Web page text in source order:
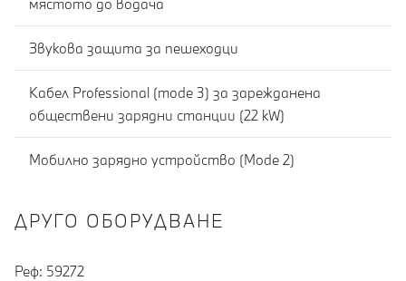
Звукова защита за пешеходци
Кабел Professional (mode 3) за зарежданена
обществени зарядни станции (22 kW)
Мобилно зарядно устройство (Mode 2)
ДРУГО ОБОРУДВАНЕ
Реф: 59272